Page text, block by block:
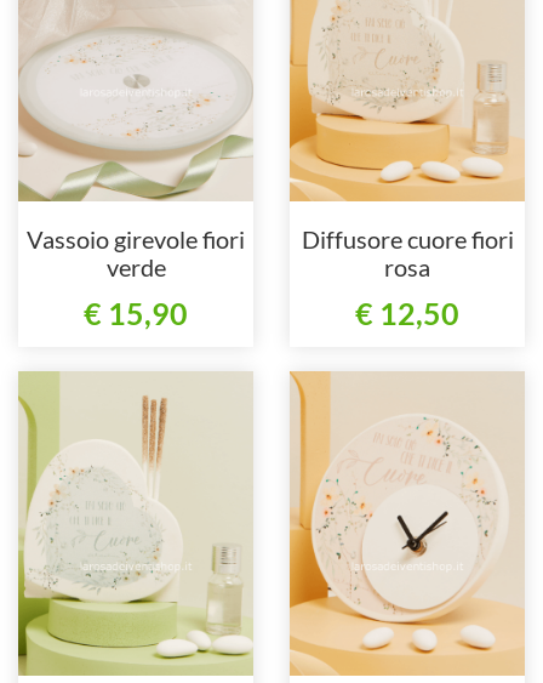
Vassoio girevole fiori
verde
€ 15,90
Diffusore cuore fiori
rosa
€ 12,50